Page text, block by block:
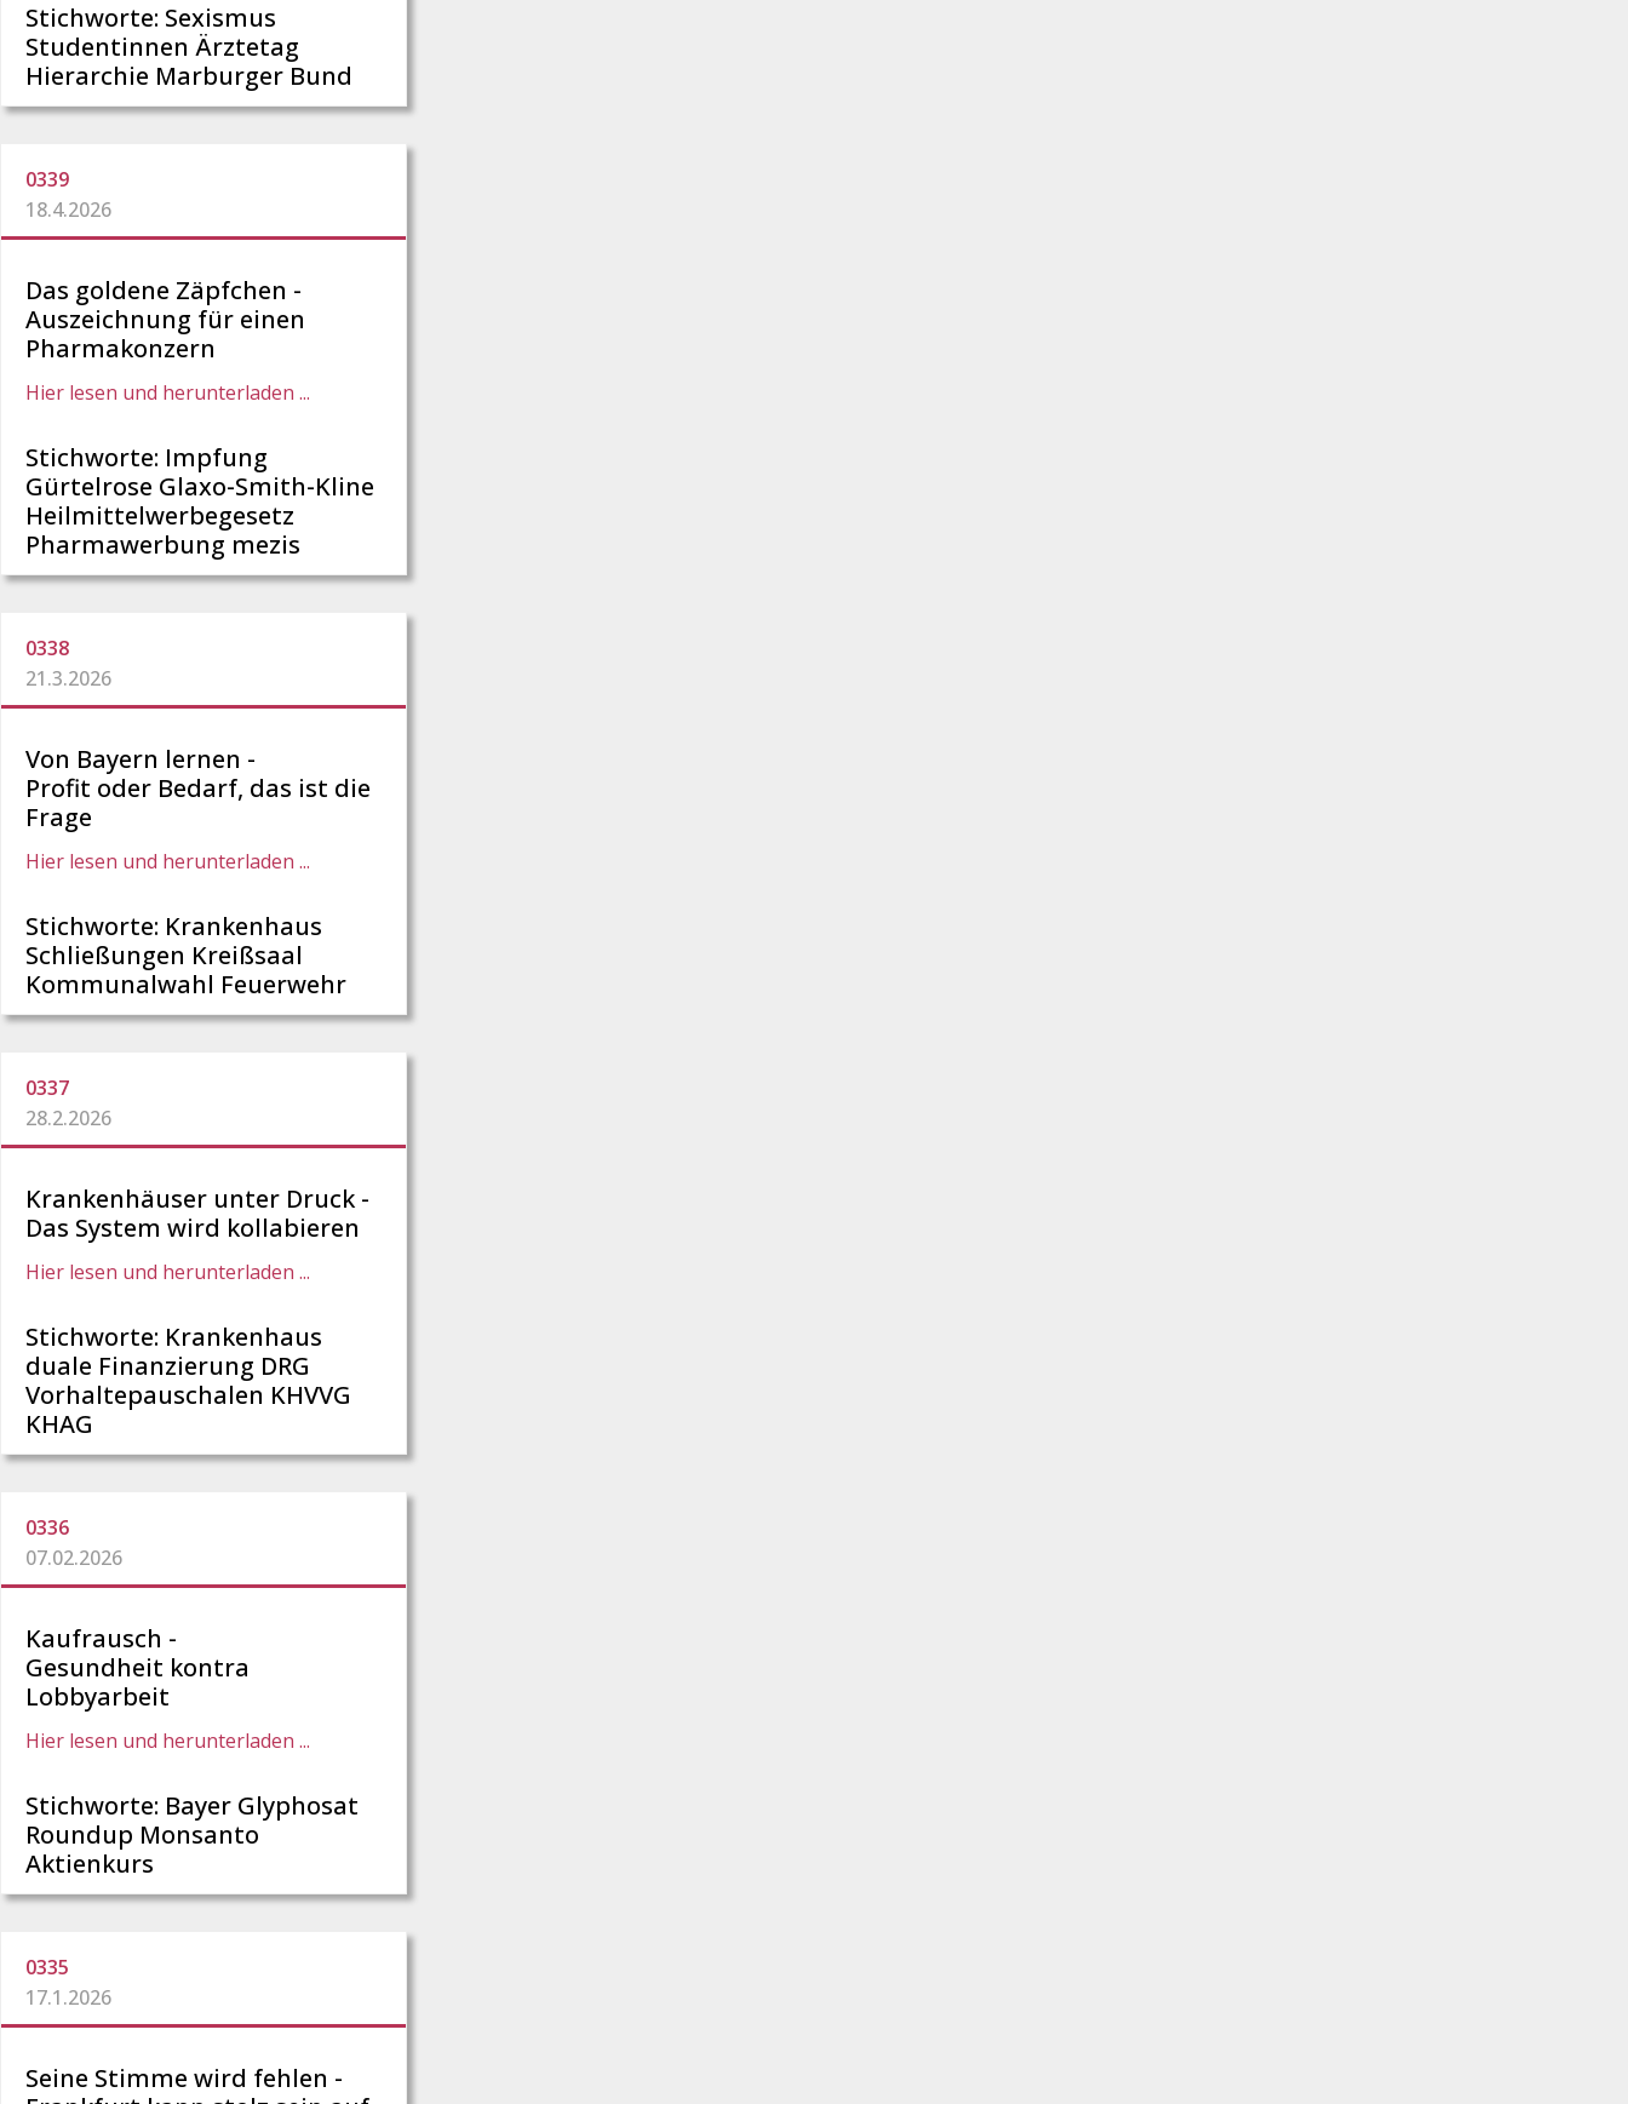
Stichworte: Sexismus
Studentinnen Ärztetag
Hierarchie Marburger Bund
0339
18.4.2026
Das goldene Zäpfchen -
Auszeichnung für einen
Pharmakonzern
Hier lesen und herunterladen ...
Stichworte: Impfung
Gürtelrose Glaxo-Smith-Kline
Heilmittelwerbegesetz
Pharmawerbung mezis
0338
21.3.2026
Von Bayern lernen -
Profit oder Bedarf, das ist die
Frage
Hier lesen und herunterladen ...
Stichworte: Krankenhaus
Schließungen Kreißsaal
Kommunalwahl Feuerwehr
0337
28.2.2026
Krankenhäuser unter Druck -
Das System wird kollabieren
Hier lesen und herunterladen ...
Stichworte: Krankenhaus
duale Finanzierung DRG
Vorhaltepauschalen KHVVG
KHAG
0336
07.02.2026
Kaufrausch -
Gesundheit kontra
Lobbyarbeit
Hier lesen und herunterladen ...
Stichworte: Bayer Glyphosat
Roundup Monsanto
Aktienkurs
0335
17.1.2026
Seine Stimme wird fehlen -